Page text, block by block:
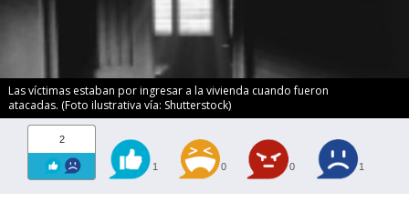
Las víctimas estaban por ingresar a la vivienda cuando fueron
atacadas. (Foto ilustrativa vía: Shutterstock)
2
1 0 0 1